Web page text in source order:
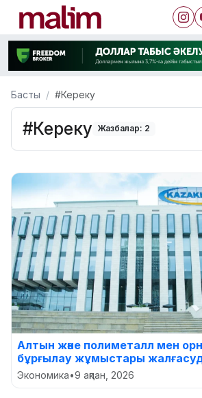
Басты #Кереку
#Кереку Жазбалар: 2
Алтын және полиметалл мен
бұрғылау жұмыстары
Экономика•9 ақпан, 2026